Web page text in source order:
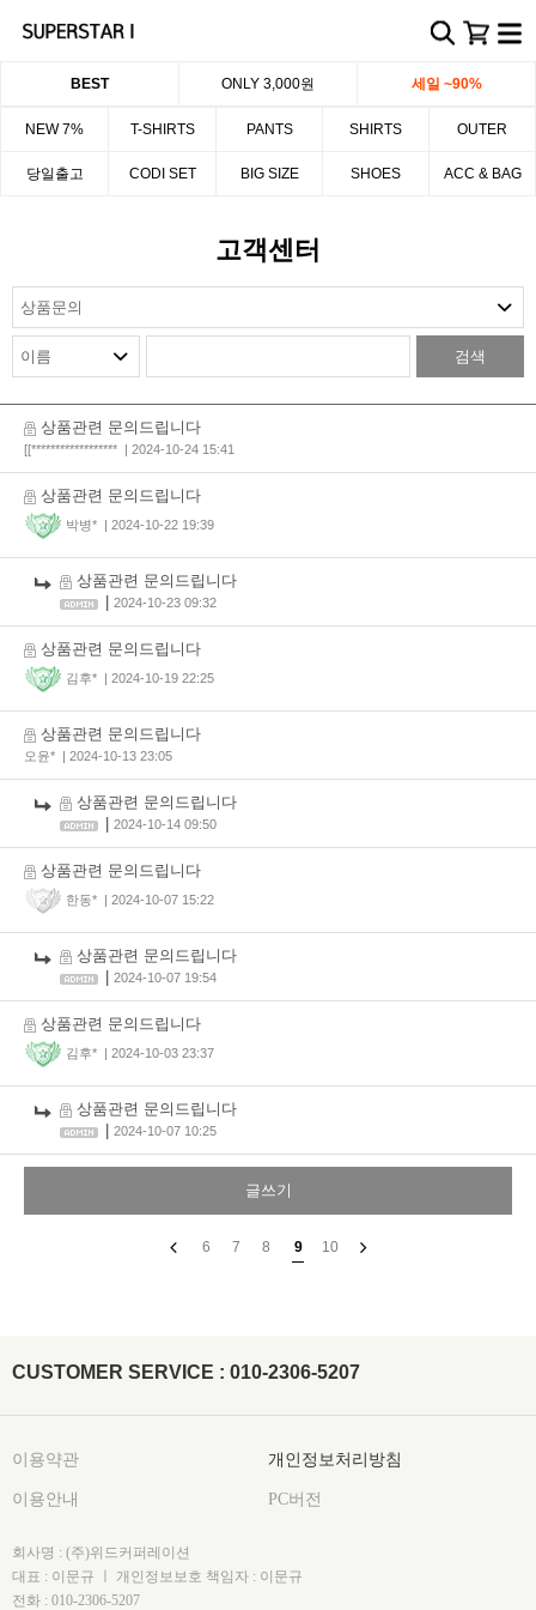
BEST ONLY 3,000원 세일 ~90%
NEW 7% T-SHIRTS PANTS SHIRTS OUTER
당일출고 CODI SET BIG SIZE SHOES ACC & BAG
고객센터
검색
상품관련 문의드립니다
[[****************** | 2024-10-24 15:41
상품관련 문의드립니다
박병* | 2024-10-22 19:39
상품관련 문의드립니다
2024-10-23 09:32
상품관련 문의드립니다
김후* | 2024-10-19 22:25
상품관련 문의드립니다
오윤* | 2024-10-13 23:05
상품관련 문의드립니다
2024-10-14 09:50
상품관련 문의드립니다
한동* | 2024-10-07 15:22
상품관련 문의드립니다
2024-10-07 19:54
상품관련 문의드립니다
김후* | 2024-10-03 23:37
상품관련 문의드립니다
2024-10-07 10:25
글쓰기
6 7 8 9 10
CUSTOMER SERVICE : 010-2306-5207
이용약관 개인정보처리방침
이용안내 PC버전
회사명 : (주)위드커퍼레이션
대표 : 이문규 ㅣ 개인정보보호 책임자 : 이문규
전화 : 010-2306-5207